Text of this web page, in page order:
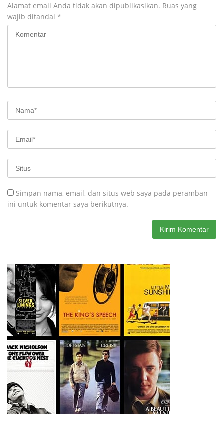
Alamat email Anda tidak akan dipublikasikan. Ruas yang
wajib ditandai *
Simpan nama, email, dan situs web saya pada peramban
ini untuk komentar saya berikutnya.